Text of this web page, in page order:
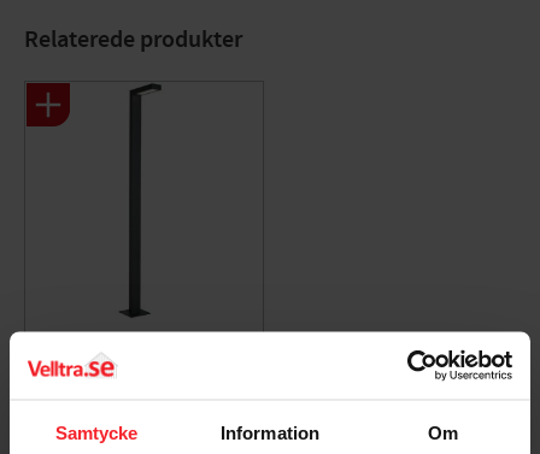
Samtycke Information Om
Relaterede produkter
Norlys 1360GR
4.978